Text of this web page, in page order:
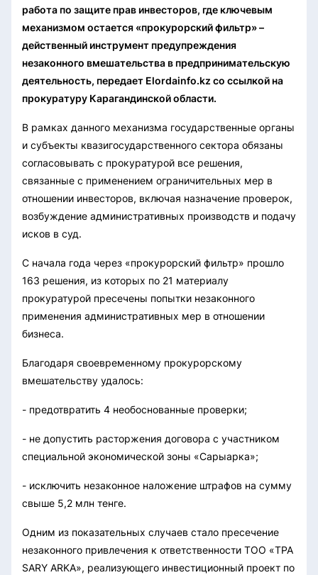
работа по защите прав инвесторов, где ключевым
механизмом остается «прокурорский фильтр» –
действенный инструмент предупреждения
незаконного вмешательства в предпринимательскую
деятельность, передает Elordainfo.kz со ссылкой на
прокуратуру Карагандинской области.
В рамках данного механизма государственные органы
и субъекты квазигосударственного сектора обязаны
согласовывать с прокуратурой все решения,
связанные с применением ограничительных мер в
отношении инвесторов, включая назначение проверок,
возбуждение административных производств и подачу
исков в суд.
С начала года через «прокурорский фильтр» прошло
163 решения, из которых по 21 материалу
прокуратурой пресечены попытки незаконного
применения административных мер в отношении
бизнеса.
Благодаря своевременному прокурорскому
вмешательству удалось:
- предотвратить 4 необоснованные проверки;
- не допустить расторжения договора с участником
специальной экономической зоны «Сарыарка»;
- исключить незаконное наложение штрафов на сумму
свыше 5,2 млн тенге.
Одним из показательных случаев стало пресечение
незаконного привлечения к ответственности ТОО «TPA
SARY ARKA», реализующего инвестиционный проект по